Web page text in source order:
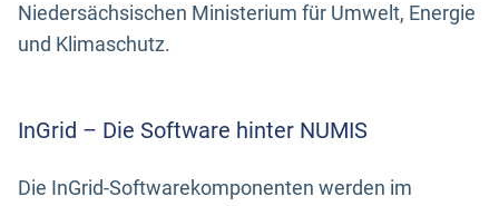
Niedersächsischen Ministerium für Umwelt, Energie
und Klimaschutz.
InGrid – Die Software hinter NUMIS
Die InGrid-Softwarekomponenten werden im